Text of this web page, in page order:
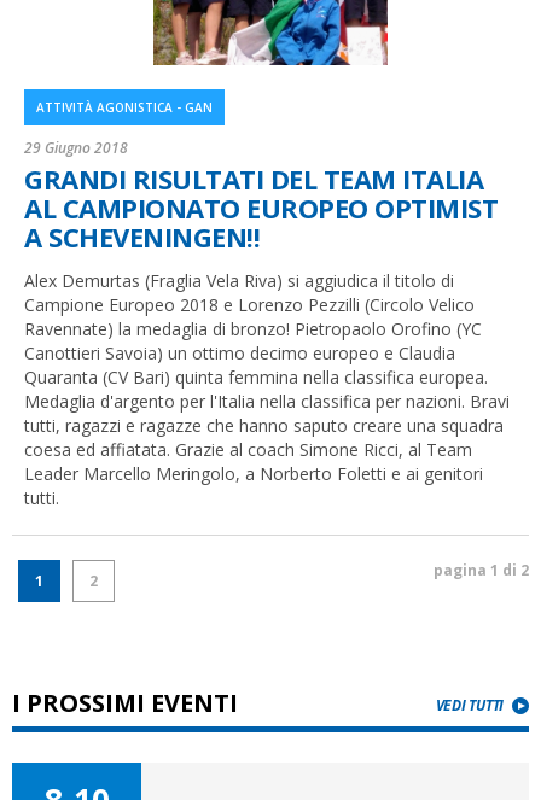
ATTIVITÀ AGONISTICA - GAN
29 Giugno 2018
GRANDI RISULTATI DEL TEAM ITALIA
AL CAMPIONATO EUROPEO OPTIMIST
A SCHEVENINGEN!!
Alex Demurtas (Fraglia Vela Riva) si aggiudica il titolo di
Campione Europeo 2018 e Lorenzo Pezzilli (Circolo Velico
Ravennate) la medaglia di bronzo! Pietropaolo Orofino (YC
Canottieri Savoia) un ottimo decimo europeo e Claudia
Quaranta (CV Bari) quinta femmina nella classifica europea.
Medaglia d'argento per l'Italia nella classifica per nazioni. Bravi
tutti, ragazzi e ragazze che hanno saputo creare una squadra
coesa ed affiatata. Grazie al coach Simone Ricci, al Team
Leader Marcello Meringolo, a Norberto Foletti e ai genitori
tutti.
1 2
pagina 1 di 2
I PROSSIMI EVENTI VEDI TUTTI